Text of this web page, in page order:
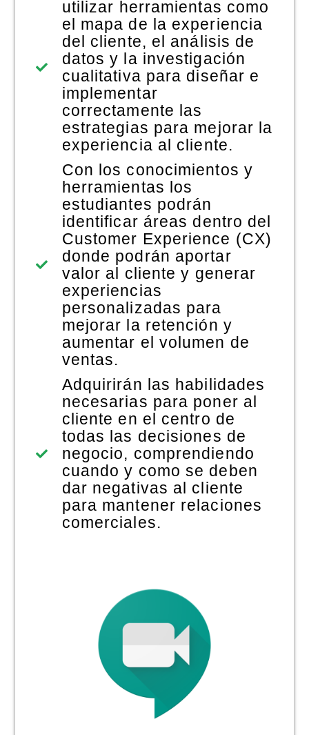
utilizar herramientas como
el mapa de la experiencia
del cliente, el análisis de
datos y la investigación
cualitativa para diseñar e
implementar
correctamente las
estrategias para mejorar la
experiencia al cliente.
Con los conocimientos y
herramientas los
estudiantes podrán
identificar áreas dentro del
Customer Experience (CX)
donde podrán aportar
valor al cliente y generar
experiencias
personalizadas para
mejorar la retención y
aumentar el volumen de
ventas.
Adquirirán las habilidades
necesarias para poner al
cliente en el centro de
todas las decisiones de
negocio, comprendiendo
cuando y como se deben
dar negativas al cliente
para mantener relaciones
comerciales.